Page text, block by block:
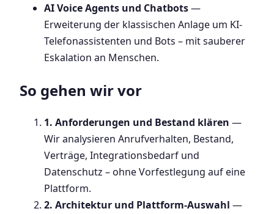
AI Voice Agents und Chatbots—
Erweiterung der klassischen Anlage um KI-
Telefonassistenten und Bots – mit sauberer
Eskalation an Menschen.
So gehen wir vor
1. Anforderungen und Bestand klären —
Wir analysieren Anrufverhalten, Bestand,
Verträge, Integrationsbedarf und
Datenschutz – ohne Vorfestlegung auf eine
Plattform.
2. Architektur und Plattform-Auswahl —